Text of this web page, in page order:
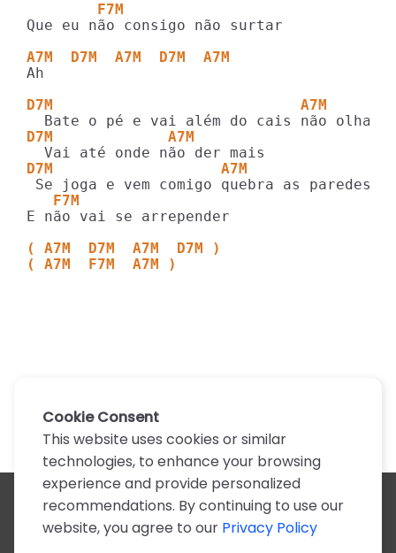
        F7M
Que eu não consigo não surtar
A7M  D7M  A7M  D7M  A7M
Ah
D7M                            A7M
D7M             A7M
D7M                   A7M
   F7M
E não vai se arrepender
( A7M  D7M  A7M  D7M )
( A7M  F7M  A7M )
All artists
A
B C D E F G H I J K
Cookie Consent
This website uses cookies or similar
technologies, to enhance your browsing
experience and provide personalized
recommendations. By continuing to use our
website, you agree to our Privacy Policy